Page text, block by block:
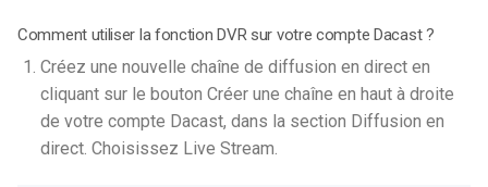
Comment utiliser la fonction DVR sur votre compte Dacast ?
Créez une nouvelle chaîne de diffusion en direct en
cliquant sur le bouton Créer une chaîne en haut à droite
de votre compte Dacast, dans la section Diffusion en
direct. Choisissez Live Stream.